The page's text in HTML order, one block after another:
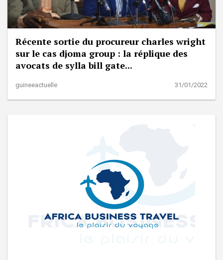
Récente sortie du procureur charles wright
sur le cas djoma group : la réplique des
avocats de sylla bill gate...
guineeactuelle 31/01/2022